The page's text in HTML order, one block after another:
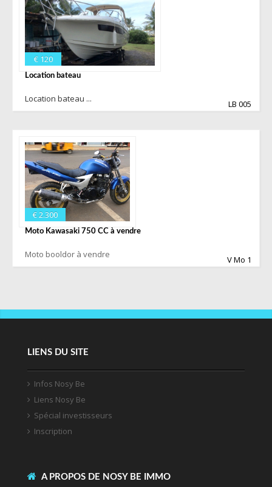
€ 120
Location bateau
Location bateau ... LB 005
€ 2.300
Moto Kawasaki 750 CC à vendre
Moto booldor à vendre V Mo 1
LIENS DU SITE
Infos Nosy Be
Liens Nosy Be
Spécial investisseurs
Inscription
A PROPOS DE NOSY BE IMMO